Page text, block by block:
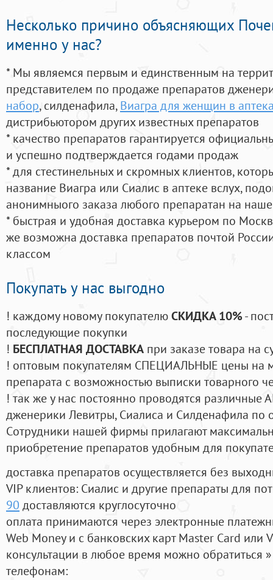
Несколько причино объясняющих
именно у нас?
* Мы являемся первым и единственным на
представителем по продаже препаратов
набор, силденафила, Виагра для женщин в
дистрибьютором других известных препаратов
* качество препаратов гарантируется
и успешно подтверждается годами продаж
* для стестинельных и скромных клиентов,
название Виагра или Сиалис в аптеке вслух,
анонимныого заказа любого препаратан на
* быстрая и удобная доставка курьером по
же возможна доставка препаратов почтой
классом
Покупать у нас выгодно
! каждому новому покупателюСКИДКА 10%-
последующие покупки
! БЕСПЛАТНАЯ ДОСТАВКА при заказе товара на
! оптовым покупателям СПЕЦИАЛЬНЫЕ цены на
препарата с возможностью выписки товарного
! так же у нас постоянно проводятся
дженерики Левитры, Сиалиса и Силденафила по
Cотрудники нашей фирмы прилагают
приобретение препаратов удобным для
доставка препаратов осуществляется без
VIP клиентов: Сиалис и другие препараты для
90 доставляются круглосуточно
оплата принимаются через электронные
Web Money и с банковских карт Master Card или
консультации в любое время можно обратиться
телефонам: